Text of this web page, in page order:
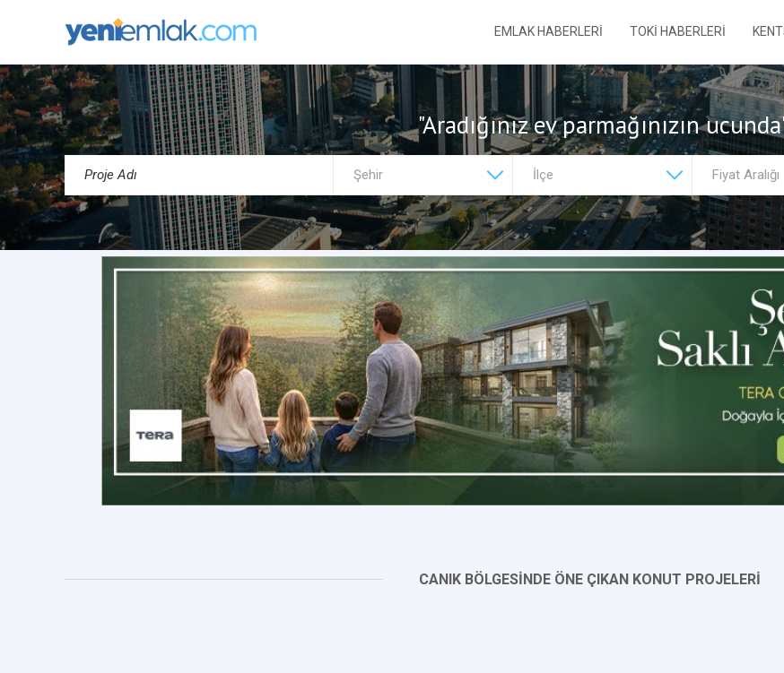
EMLAK HABERLERİ TOKİ HABERLERİ
"Aradığınız ev parmağınızın
Fiyat Aralığı
CANIK BÖLGESİNDE ÖNE ÇIKAN KONUT PROJELERİ